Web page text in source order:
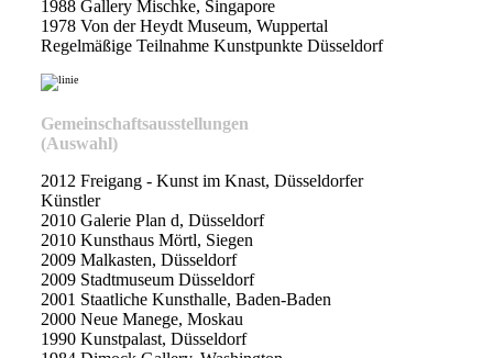
1988 Gallery Mischke, Singapore
1978 Von der Heydt Museum, Wuppertal
Regelmäßige Teilnahme Kunstpunkte Düsseldorf
Gemeinschaftsausstellungen
(Auswahl)
2012 Freigang - Kunst im Knast, Düsseldorfer
Künstler
2010 Galerie Plan d, Düsseldorf
2010 Kunsthaus Mörtl, Siegen
2009 Malkasten, Düsseldorf
2009 Stadtmuseum Düsseldorf
2001 Staatliche Kunsthalle, Baden-Baden
2000 Neue Manege, Moskau
1990 Kunstpalast, Düsseldorf